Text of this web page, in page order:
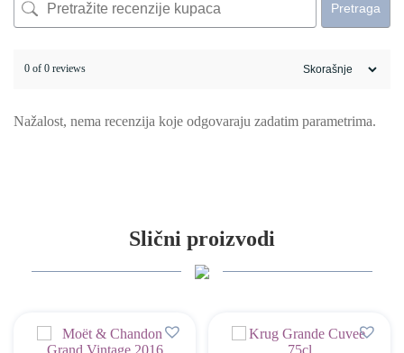
Pretraga
0 of 0 reviews
Nažalost, nema recenzija koje odgovaraju zadatim parametrima.
Slični proizvodi